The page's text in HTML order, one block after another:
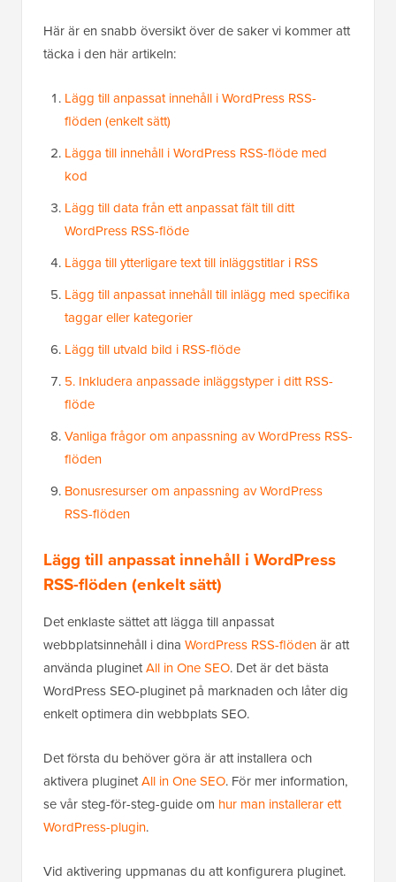
Här är en snabb översikt över de saker vi kommer att
täcka i den här artikeln:
Lägg till anpassat innehåll i WordPress RSS-
flöden (enkelt sätt)
Lägga till innehåll i WordPress RSS-flöde med
kod
Lägg till data från ett anpassat fält till ditt
WordPress RSS-flöde
Lägga till ytterligare text till inläggstitlar i RSS
Lägg till anpassat innehåll till inlägg med specifika
taggar eller kategorier
Lägg till utvald bild i RSS-flöde
5. Inkludera anpassade inläggstyper i ditt RSS-
flöde
Vanliga frågor om anpassning av WordPress RSS-
flöden
Bonusresurser om anpassning av WordPress
RSS-flöden
Lägg till anpassat innehåll i WordPress
RSS-flöden (enkelt sätt)
Det enklaste sättet att lägga till anpassat
webbplatsinnehåll i dina WordPress RSS-flödenär att
använda pluginetAll in One SEO. Det är det bästa
WordPress SEO-pluginet på marknaden och låter dig
enkelt optimera din webbplats SEO.
Det första du behöver göra är att installera och
aktivera pluginetAll in One SEO. För mer information,
se vår steg-för-steg-guide om hur man installerar ett
WordPress-plugin.
Vid aktivering uppmanas du att konfigurera pluginet.